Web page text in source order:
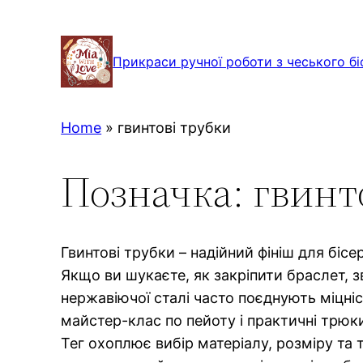
Прикраси ручної роботи з чеського
Home » гвинтові трубки
Позначка:
Гвинтові трубки – надійний фініш для
Якщо ви шукаєте, як закріпити браслет,
нержавіючої сталі часто поєднують
майстер-клас по пейоту і практичні
Тег охоплює вибір матеріалу, розміру